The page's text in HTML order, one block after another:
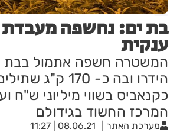
בת ים: נחשפה
ענקית
המשטרה חשפה אתמול בבת
הידרו ובה כ- 170
כקנאביס בשווי מיליוני ש"ח
המרכז החשוד בגידולם
מערכת האתר 08.06.21 | 11:27